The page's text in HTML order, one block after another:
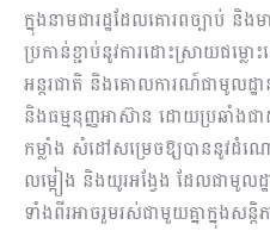
ក្នុងនាមជារដ្ឋដែលគោរពច្បាប់ និ
ប្រកាន់ខ្ជាប់នូវការដោះស្រាយជម្ល
អន្តរជាតិ និងគោលការណ៍ជាមូលដ្ឋ
និងធម្មនុញ្ញអាស៊ាន ដោយប្រឆាំងជា
កម្លាំង សំដៅសម្រេចឱ្យបាននូវ
លម្អៀង និងយូរអង្វែង ដែលជាមូលដ្
ទាំងពីរអាចរួមរស់ជាមួយគ្នាក្នុងសន្